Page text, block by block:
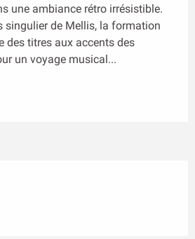
une ambiance rétro irrésistible.
singulier de Mellis, la formation
des titres aux accents des
un voyage musical...